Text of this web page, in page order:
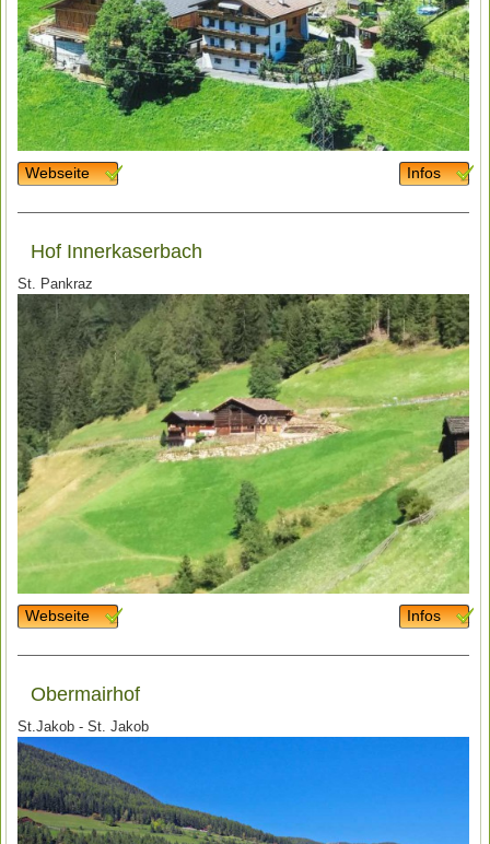
Webseite Infos
Hof Innerkaserbach
St. Pankraz
Webseite Infos
Obermairhof
St.Jakob - St. Jakob